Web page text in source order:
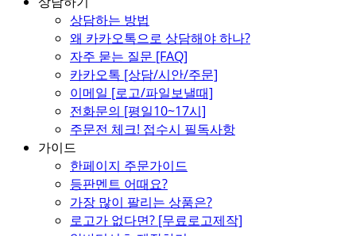
상담하는 방법
왜 카카오톡으로 상담해야 하나?
자주 묻는 질문 [FAQ]
카카오톡 [상담/시안/주문]
이메일 [로고/파일보낼때]
전화문의 [평일10~17시]
주문전 체크! 접수시 필독사항
가이드
한페이지 주문가이드
등판멘트 어때요?
가장 많이 팔리는 상품은?
로고가 없다면? [무료로고제작]